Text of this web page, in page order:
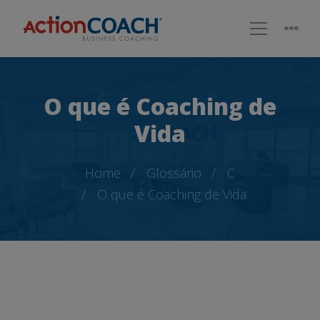
O que é Coaching de
Vida
Home Glossário
C
O que é Coaching de Vida